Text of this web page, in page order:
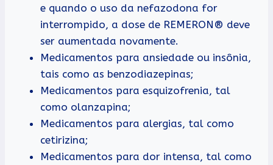
e quando o uso da nefazodona for
interrompido, a dose de REMERON® deve
ser aumentada novamente.
Medicamentos para ansiedade ou insônia,
tais como as benzodiazepinas;
Medicamentos para esquizofrenia, tal
como olanzapina;
Medicamentos para alergias, tal como
cetirizina;
Medicamentos para dor intensa, tal como